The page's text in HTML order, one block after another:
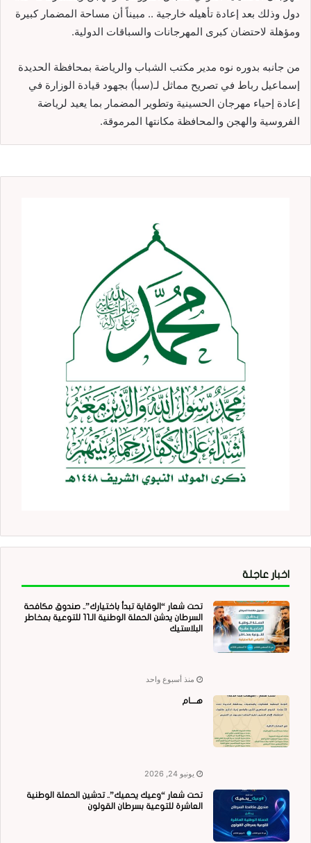
دول وذلك بعد إعادة تأهيله خارجية .. مبيناً أن مساحة المضمار كبيرة
ومؤهلة لاحتضان كبرى المهرجانات والسباقات الدولية.
من جانبه بدوره نوه مدير مكتب الشباب والرياضة بمحافظة الحديدة
إسماعيل رباط في تصريح مماثل لـ(سبأ) بجهود قيادة الوزارة في
إعادة إحياء مهرجان الحسينية وتطوير المضمار بما يعيد لرياضة
الفروسية والهجن والمحافظة مكانتها المرموقة.
اخبار عاجلة
تحت شعار “الوقاية تبدأ باختيارك”.. صندوق مكافحة
السرطان يدشن الحملة الوطنية الـ11 للتوعية بمخاطر
البلاستيك
منذ أسبوع واحد
هــــام
يونيو 24, 2026
تحت شعار “وعيك يحميك”.. تدشين الحملة الوطنية
العاشرة للتوعية بسرطان القولون